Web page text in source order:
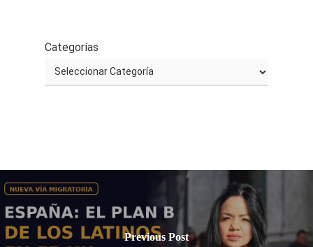
Categorías
Previous Post